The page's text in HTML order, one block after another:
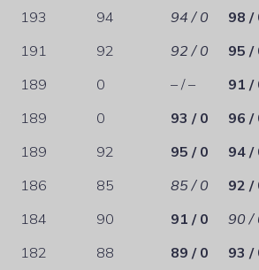
193 94 94 / 0
98 /
191 92 92 / 0
95 /
189 0 – / –
91 /
189 0 93 / 0
96 /
189 92 95 / 0
94 /
186 85 85 / 0
92 /
184 90 91 / 0
90 /
182 88 89 / 0
93 /